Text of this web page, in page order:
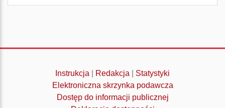
Instrukcja Redakcja
Statystyki
Elektroniczna skrzynka podawcza
Dostęp do informacji publicznej